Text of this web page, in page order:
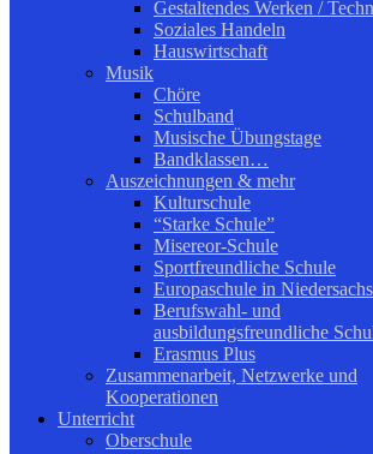
Gestaltendes Werken /
Soziales Handeln
Hauswirtschaft
Musik
Chöre
Schulband
Musische Übungstage
Bandklassen…
Auszeichnungen & mehr
Kulturschule
“Starke Schule”
Misereor-Schule
Sportfreundliche Schule
Europaschule in
Berufswahl- und
ausbildungsfreundliche
Erasmus Plus
Zusammenarbeit, Netzwerke und
Kooperationen
Unterricht
Oberschule